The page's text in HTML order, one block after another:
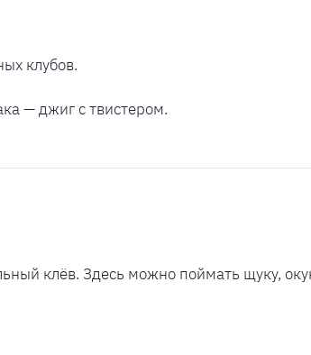
клубов.
— джиг с твистером.
клёв. Здесь можно поймать щуку,